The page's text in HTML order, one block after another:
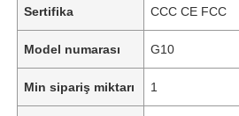
Sertifika CCC CE FCC
Model numarası G10
Min sipariş miktarı 1